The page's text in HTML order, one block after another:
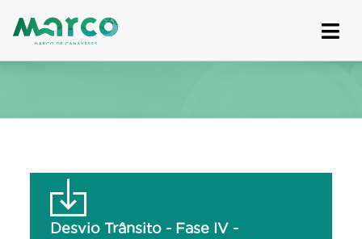
to
Desvio Trânsito - Fase IV -